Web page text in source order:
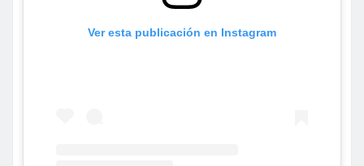
Ver esta publicación en Instagram